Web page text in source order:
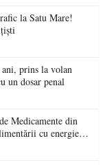
la Satu Mare!
prins la volan
un dosar penal
Medicamente din
cu energie
pune în pericol